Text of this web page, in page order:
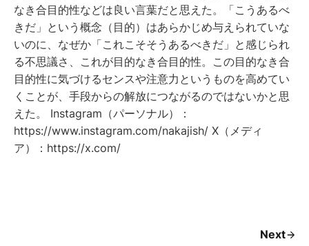
なき合目的性などは良い言葉だと思えた。「こうあるべ
きだ」という概念（目的）はあらかじめ与えられていな
いのに、なぜか「これこそそうあるべきだ」と感じられ
る不思議さ、これが目的なき合目的性。この目的なき合
目的性に気づけるセンスや注意力というものを高めてい
くことが、手段からの解放につながるのではないかと思
えた。 Instagram（パーソナル）：
https://www.instagram.com/nakajish/ X（メディ
ア）：https://x.com/
Next